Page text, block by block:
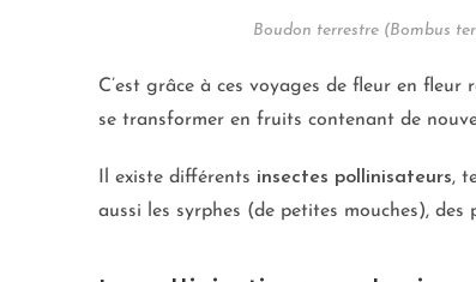
Boudon terrestre (Bombus
C’est grâce à ces voyages de fleur en
se transformer en fruits contenant de
Il existe différents insectes pollinisateurs,
aussi les syrphes (de petites mouches),